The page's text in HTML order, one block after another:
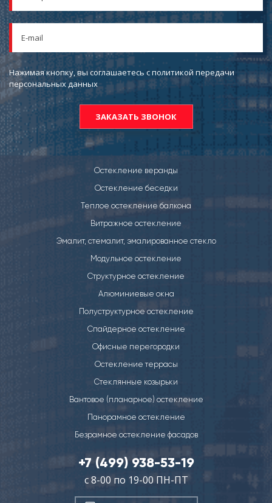
Нажимая кнопку, вы соглашаетесь с политикой передачи
персональных данных
Остекление веранды
Остекление беседки
Теплое остекление балкона
Витражное остекление
Эмалит, стемалит, эмалированное стекло
Модульное остекление
Структурное остекление
Алюминиевые окна
Полуструктурное остекление
Спайдерное остекление
Офисные перегородки
Остекление террасы
Стеклянные козырьки
Вантовое (планарное) остекление
Панорамное остекление
Безрамное остекление фасадов
+7 (499) 938-53-19
с 8-00 по 19-00 ПН-ПТ